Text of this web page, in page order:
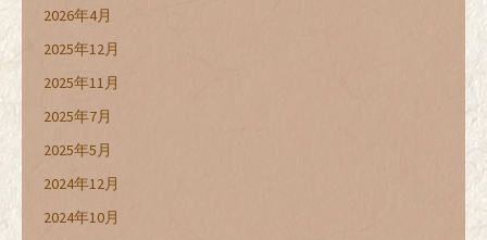
2026年4月
2025年12月
2025年11月
2025年7月
2025年5月
2024年12月
2024年10月